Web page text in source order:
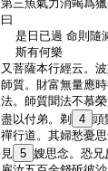
第三魚氣力消竭爲
曰
是日已過 命則隨
斯有何樂
又菩薩本行經云。
師質。財富無量應
法。師質聞法不慕
盡以付弟。剃
4 頭
禪行道。其婦愁憂
見 5 嫂思念。恐兄